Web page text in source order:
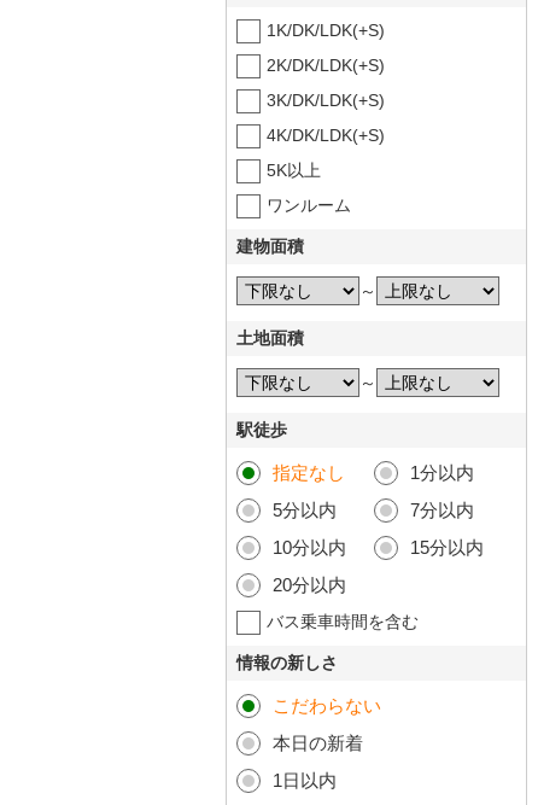
1K/DK/LDK(+S)
2K/DK/LDK(+S)
3K/DK/LDK(+S)
4K/DK/LDK(+S)
5K以上
ワンルーム
建物面積
～
土地面積
～
駅徒歩
指定なし
1分以内
5分以内
7分以内
10分以内
15分以内
20分以内
バス乗車時間を含む
情報の新しさ
こだわらない
本日の新着
1日以内